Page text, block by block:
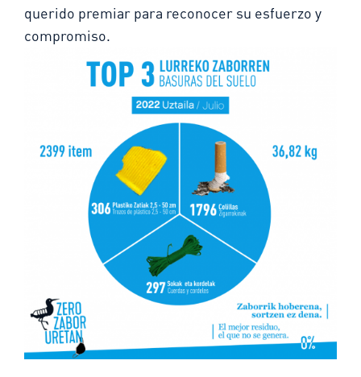
querido premiar para reconocer su esfuerzo y
compromiso.